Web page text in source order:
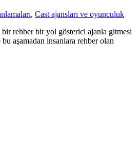
, Cast ajansları ve oyunculuk
rehber bir yol gösterici ajanla gitmesi
aşamadan insanlara rehber olan